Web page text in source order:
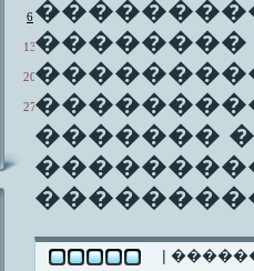
6
13
20
27
�������
|